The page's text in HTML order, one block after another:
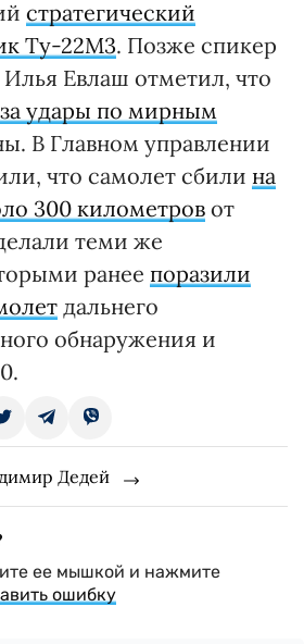
стратегический
Ту-22М3. Позже спикер
Евлаш отметил, что
удары по мирным
В Главном управлении
что самолет сбили на
300 километров от
теми же
ранее поразили
дальнего
обнаружения и
Дедей
ее мышкой и нажмите
ошибку